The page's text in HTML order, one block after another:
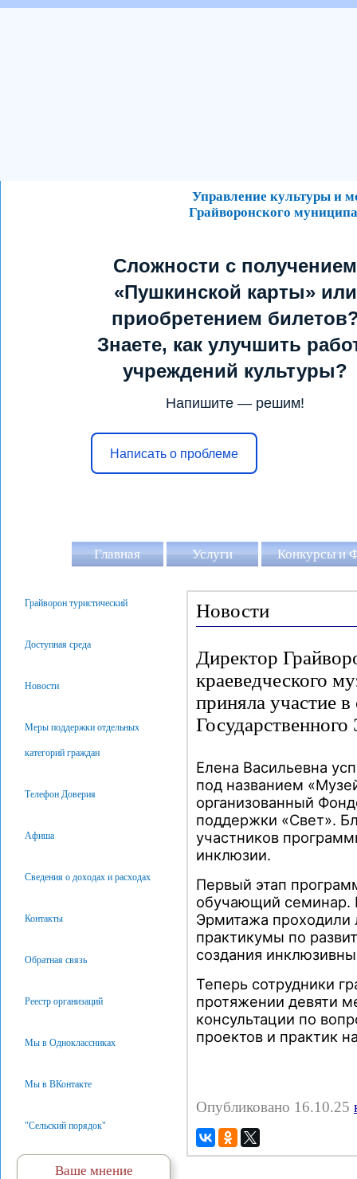
Управление культуры и
Грайворонского
Сложности с получением
«Пушкинской карты» или
приобретением
Знаете, как улучшить
учреждений культуры?
Напишите — решим!
Написать о проблеме
Главная Услуги Конкурсы и
Грайворон туристический
Доступная среда
Новости
Меры поддержки отдельных
категорий граждан
Телефон Доверия
Афиша
Сведения о доходах и расходах
Контакты
Обратная связь
Реестр организаций
Мы в Одноклассниках
Мы в ВКонтакте
"Сельский порядок"
Ваше мнение
Новости
Директор
краеведческого
приняла участие
Елена Васильевна
под названием
организованный
поддержки «Свет».
участников
инклюзии.
Первый этап
обучающий семинар.
Эрмитажа проходили
практикумы по
создания
Теперь сотрудники
протяжении девяти
консультации по
проектов и практик
Опубликовано 16.10.25